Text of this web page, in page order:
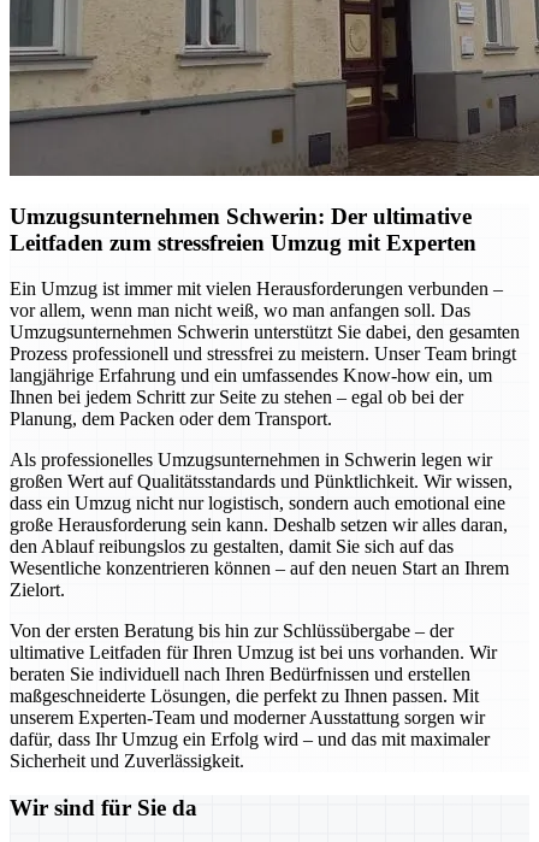
Umzugsunternehmen Schwerin: Der ultimative
Leitfaden zum stressfreien Umzug mit Experten
Ein Umzug ist immer mit vielen Herausforderungen verbunden –
vor allem, wenn man nicht weiß, wo man anfangen soll. Das
Umzugsunternehmen Schwerin unterstützt Sie dabei, den gesamten
Prozess professionell und stressfrei zu meistern. Unser Team bringt
langjährige Erfahrung und ein umfassendes Know-how ein, um
Ihnen bei jedem Schritt zur Seite zu stehen – egal ob bei der
Planung, dem Packen oder dem Transport.
Als professionelles Umzugsunternehmen in Schwerin legen wir
großen Wert auf Qualitätsstandards und Pünktlichkeit. Wir wissen,
dass ein Umzug nicht nur logistisch, sondern auch emotional eine
große Herausforderung sein kann. Deshalb setzen wir alles daran,
den Ablauf reibungslos zu gestalten, damit Sie sich auf das
Wesentliche konzentrieren können – auf den neuen Start an Ihrem
Zielort.
Von der ersten Beratung bis hin zur Schlüssübergabe – der
ultimative Leitfaden für Ihren Umzug ist bei uns vorhanden. Wir
beraten Sie individuell nach Ihren Bedürfnissen und erstellen
maßgeschneiderte Lösungen, die perfekt zu Ihnen passen. Mit
unserem Experten-Team und moderner Ausstattung sorgen wir
dafür, dass Ihr Umzug ein Erfolg wird – und das mit maximaler
Sicherheit und Zuverlässigkeit.
Wir sind für Sie da